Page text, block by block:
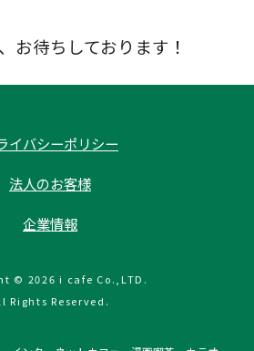
お待ちしております！
イバシーポリシー
法人のお客様
企業情報
© 2026 i cafe Co.,LTD.
Rights Reserved.